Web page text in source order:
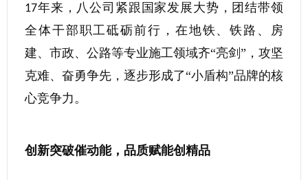
17年来，八公司紧跟国家发展大势，团结带领
全体干部职工砥砺前行，在地铁、铁路、房
建、市政、公路等专业施工领域齐“亮剑”，攻坚
克难、奋勇争先，逐步形成了“小盾构”品牌的核
心竞争力。
创新突破催动能，品质赋能创精品